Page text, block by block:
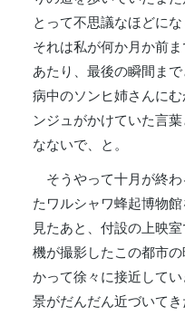
とって不思議なほどに
それは私が何か月か前
あたり、最後の瞬間ま
病中のソンヒ姉さんに
ンジュがかけていた言
なないで、と。
そうやって十月が終わ
たワルシャワ蜂起博物
見たあと、付設の上映
機が撮影したこの都市
かって徐々に接近して
景がだんだん近づいて